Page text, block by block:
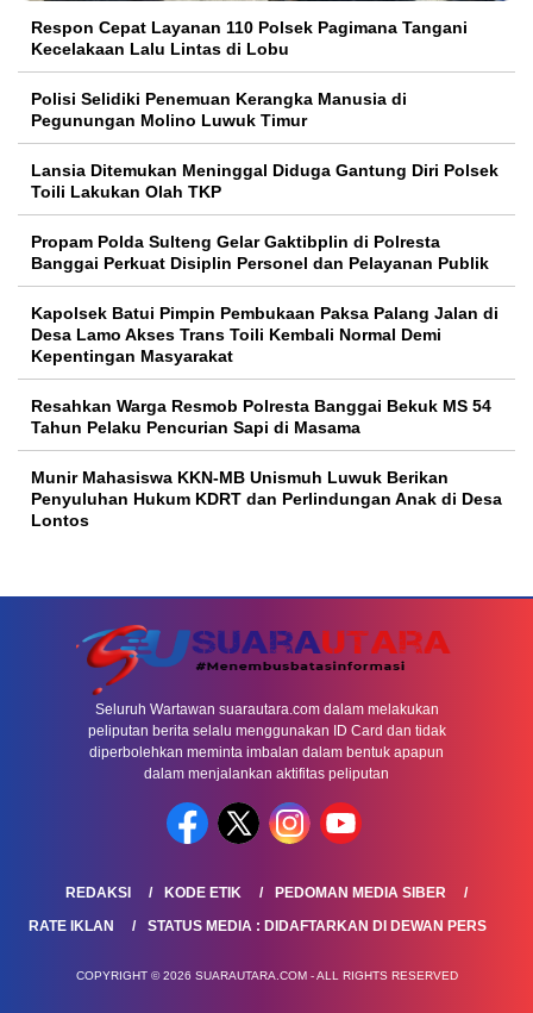
Respon Cepat Layanan 110 Polsek Pagimana Tangani
Kecelakaan Lalu Lintas di Lobu
Polisi Selidiki Penemuan Kerangka Manusia di
Pegunungan Molino Luwuk Timur
Lansia Ditemukan Meninggal Diduga Gantung Diri Polsek
Toili Lakukan Olah TKP
Propam Polda Sulteng Gelar Gaktibplin di Polresta
Banggai Perkuat Disiplin Personel dan Pelayanan Publik
Kapolsek Batui Pimpin Pembukaan Paksa Palang Jalan di
Desa Lamo Akses Trans Toili Kembali Normal Demi
Kepentingan Masyarakat
Resahkan Warga Resmob Polresta Banggai Bekuk MS 54
Tahun Pelaku Pencurian Sapi di Masama
Munir Mahasiswa KKN-MB Unismuh Luwuk Berikan
Penyuluhan Hukum KDRT dan Perlindungan Anak di Desa
Lontos
Seluruh Wartawan suarautara.com dalam melakukan
peliputan berita selalu menggunakan ID Card dan tidak
diperbolehkan meminta imbalan dalam bentuk apapun
dalam menjalankan aktifitas peliputan
REDAKSI KODE ETIK
PEDOMAN MEDIA SIBER
RATE IKLAN
STATUS MEDIA : DIDAFTARKAN DI DEWAN PERS
COPYRIGHT © 2026 SUARAUTARA.COM - ALL RIGHTS RESERVED